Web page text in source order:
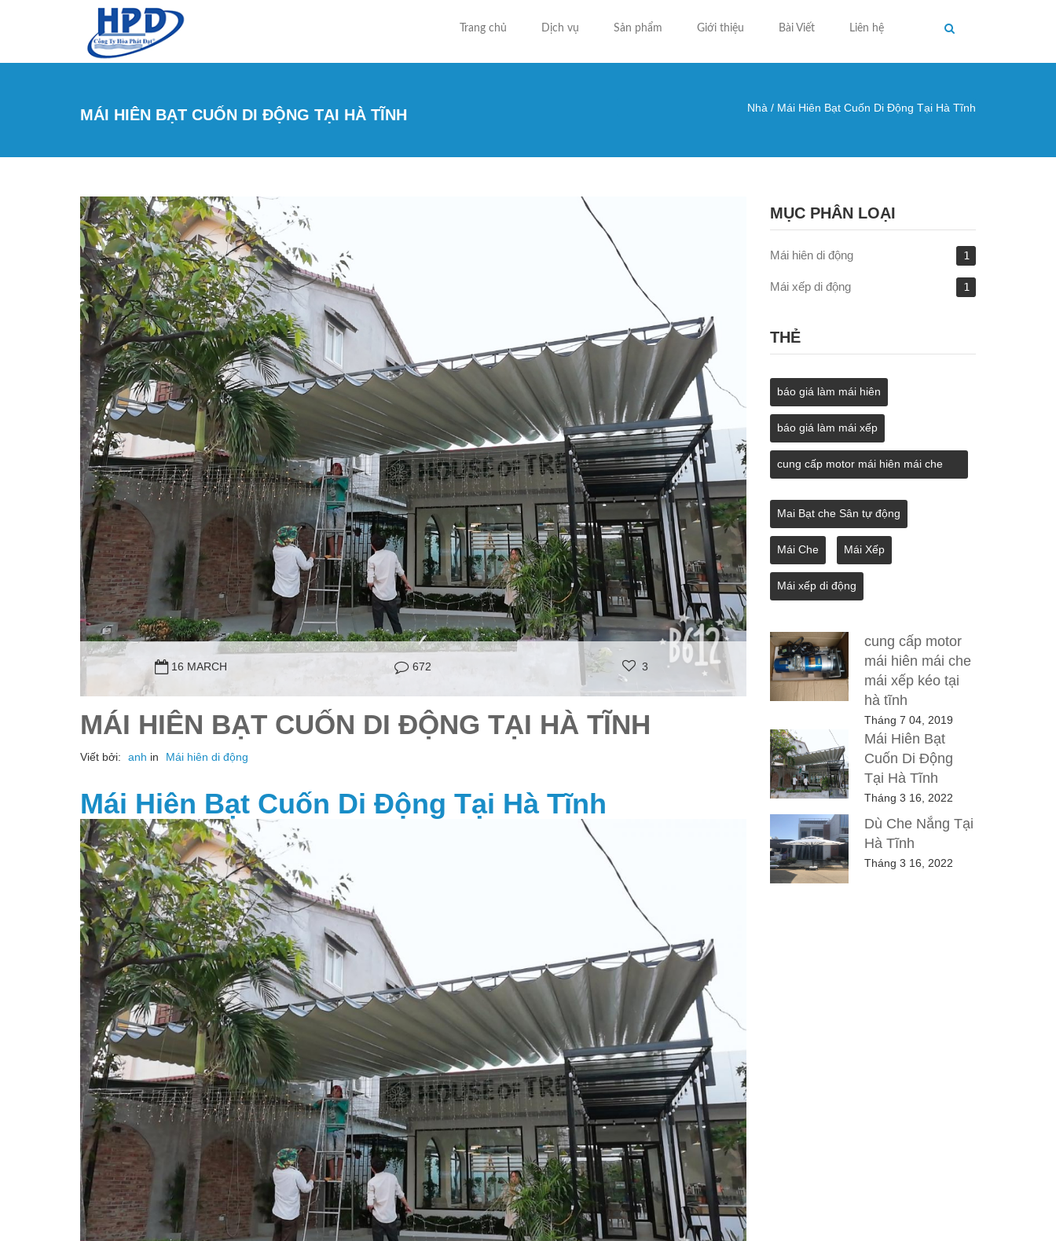
Trang chủ Dịch vụ Sản phẩm Giới thiệu Bài Viết Liên hệ
MÁI HIÊN BẠT CUỐN DI ĐỘNG TẠI HÀ TĨNH Nhà / Mái Hiên Bạt Cuốn Di Động Tại Hà Tĩnh
16 MARCH 672 3
MÁI HIÊN BẠT CUỐN DI ĐỘNG TẠI HÀ TĨNH
Viết bởi: anh in Mái hiên di động
Mái Hiên Bạt Cuốn Di Động Tại Hà Tĩnh
MỤC PHÂN LOẠI
Mái hiên di động 1
Mái xếp di động 1
THẺ
báo giá làm mái hiên
báo giá làm mái xếp
cung cấp motor mái hiên mái che
Mai Bạt che Sân tự động
Mái Che Mái Xếp
Mái xếp di động
cung cấp motor
mái hiên mái che
mái xếp kéo tại
hà tĩnh
Tháng 7 04, 2019
Mái Hiên Bạt
Cuốn Di Động
Tại Hà Tĩnh
Tháng 3 16, 2022
Dù Che Nắng Tại
Hà Tĩnh
Tháng 3 16, 2022